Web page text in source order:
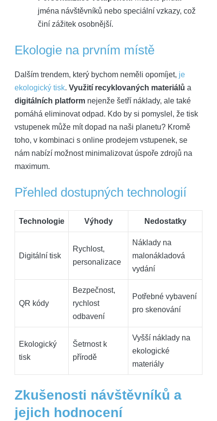
jména návštěvníků nebo speciální vzkazy, což
činí zážitek osobnější.
Ekologie na prvním místě
Dalším trendem, který bychom neměli opomíjet, je
ekologický tisk. Využití recyklovaných materiálů a
digitálních platform nejenže šetří náklady, ale také
pomáhá eliminovat odpad. Kdo by si pomyslel, že tisk
vstupenek může mít dopad na naši planetu? Kromě
toho, v kombinaci s online prodejem vstupenek, se
nám nabízí možnost minimalizovat úspoře zdrojů na
maximum.
Přehled dostupných technologií
Technologie Výhody Nedostatky
Digitální tisk
Rychlost,
personalizace
Náklady na
malonákladová
vydání
QR kódy
Bezpečnost,
rychlost
odbavení
Potřebné vybavení
pro skenování
Ekologický
tisk
Šetrnost k
přírodě
Vyšší náklady na
ekologické
materiály
Zkušenosti návštěvníků a
jejich hodnocení